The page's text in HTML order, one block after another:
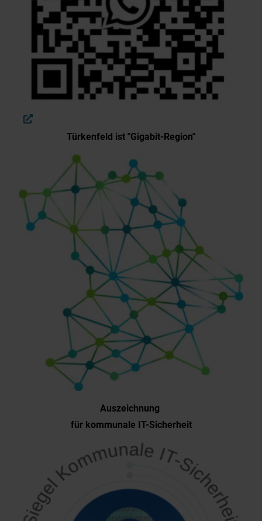
Türkenfeld ist "Gigabit-Region"
Auszeichnung
für kommunale IT-Sicherheit